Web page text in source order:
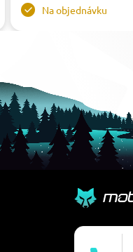
Na objednávku